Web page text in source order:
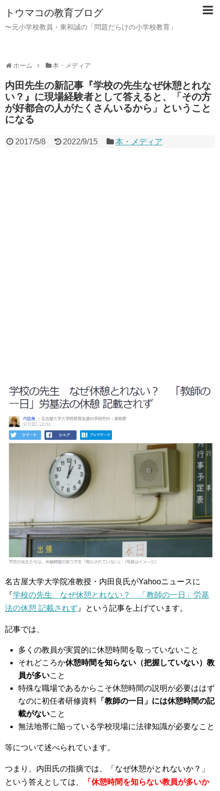
トウマコの教育ブログ
〜元小学校教員・東和誠の「問題だらけの小学校教育」
ホーム 本・メディア
内田先生の新記事『学校の先生なぜ休憩とれな
い？』に現場経験者として答えると、「その方
が好都合の人がたくさんいるから」ということ
になる
2017/5/8 2022/9/15 本・メディア
名古屋大学大学院准教授・内田良氏がYahooニュースに
『学校の先生 なぜ休憩とれない？ 「教師の一日」労基
法の休憩 記載されず 』という記事を上げています。
記事では、
多くの教員が実質的に休憩時間を取っていないこと
それどころか休憩時間を知らない（把握していない）教
員が多いこと
特殊な職場であるからこそ休憩時間の説明が必要ははず
なのに初任者研修資料 「教師の一日」には休憩時間の記
載がないこと
無法地帯に陥っている学校現場に法律知識が必要なこと
等について述べられています。
つまり、内田氏の指摘では、「なぜ休憩がとれないか？」
という答えとしては、
「休憩時間を知らない教員が多いか